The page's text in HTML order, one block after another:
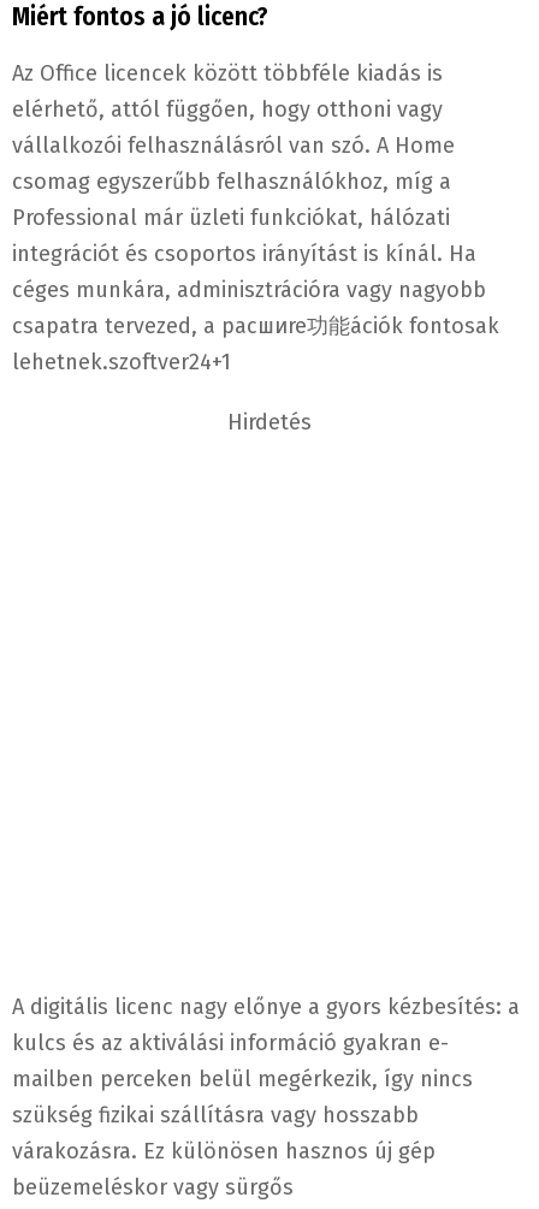
Miért fontos a jó licenc?
Az Office licencek között többféle kiadás is
elérhető, attól függően, hogy otthoni vagy
vállalkozói felhasználásról van szó. A Home
csomag egyszerűbb felhasználókhoz, míg a
Professional már üzleti funkciókat, hálózati
integrációt és csoportos irányítást is kínál. Ha
céges munkára, adminisztrációra vagy nagyobb
csapatra tervezed, a расшиre功能ációk fontosak
lehetnek.szoftver24+1
Hirdetés
A digitális licenc nagy előnye a gyors kézbesítés: a
kulcs és az aktiválási információ gyakran e-
mailben perceken belül megérkezik, így nincs
szükség fizikai szállításra vagy hosszabb
várakozásra. Ez különösen hasznos új gép
beüzemeléskor vagy sürgős